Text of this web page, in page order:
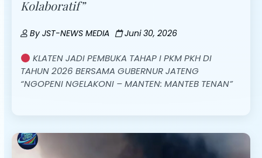
Kolaboratif”
By JST-NEWS MEDIA Juni 30, 2026
KLATEN JADI PEMBUKA TAHAP I PKM PKH DI
TAHUN 2026 BERSAMA GUBERNUR JATENG
“NGOPENI NGELAKONI – MANTEN: MANTEB TENAN”